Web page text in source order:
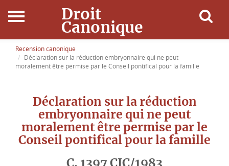
Droit
Canonique
Accueil
Ressources
Actualités
Recension canonique
Déclaration sur la réduction embryonnaire qui ne peut
moralement être permise par le Conseil pontifical pour la famille
Déclaration sur la réduction
embryonnaire qui ne peut
moralement être permise par le
Conseil pontifical pour la famille
C. 1397 CIC/1983